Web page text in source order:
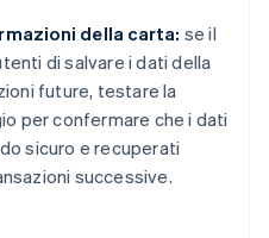
della carta: se il
di salvare i dati della
future, testare la
per confermare che i dati
sicuro e recuperati
successive.